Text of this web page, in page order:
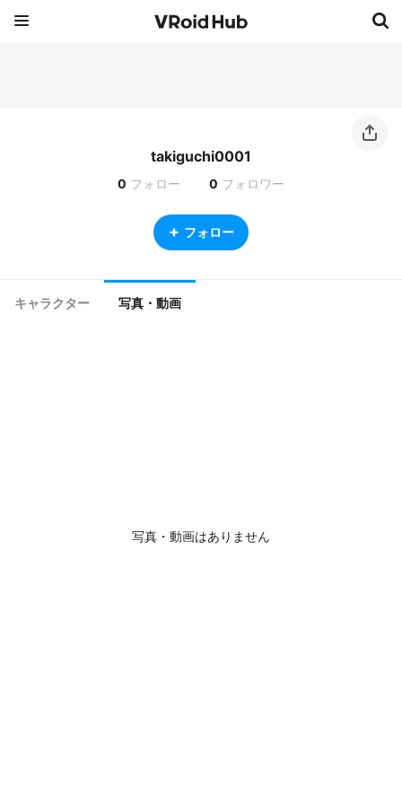
takiguchi0001
0 フォロー 0 フォロワー
フォロー
キャラクター 写真・動画
写真・動画はありません